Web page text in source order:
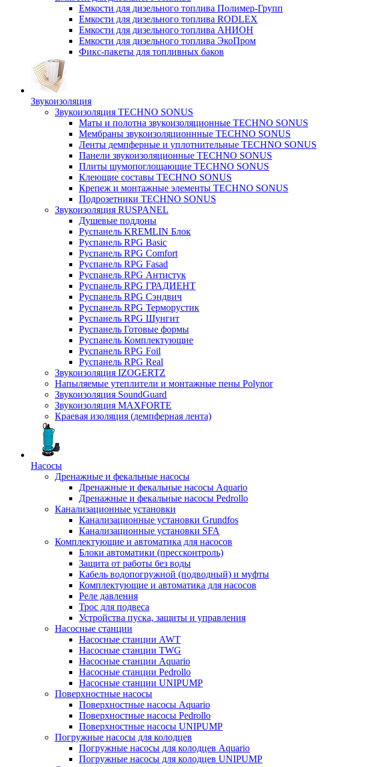
Емкости для дизельного топлива Полимер-Групп
Емкости для дизельного топлива RODLEX
Емкости для дизельного топлива АНИОН
Емкости для дизельного топлива ЭкоПром
Фикс-пакеты для топливных баков
Звукоизоляция
Звукоизоляция TECHNO SONUS
Маты и полотна звукоизоляционные TECHNO SONUS
Мембраны звукоизоляционнные TECHNO SONUS
Ленты демпферные и уплотнительные TECHNO SONUS
Панели звукоизоляционные TECHNO SONUS
Плиты шумопоглощающие TECHNO SONUS
Клеющие составы TECHNO SONUS
Крепеж и монтажные элементы TECHNO SONUS
Подрозетники TECHNO SONUS
Звукоизоляция RUSPANEL
Душевые поддоны
Руспанель KREMLIN Блок
Руспанель RPG Basic
Руспанель RPG Comfort
Руспанель RPG Fasad
Руспанель RPG Антистук
Руспанель RPG ГРАДИЕНТ
Руспанель RPG Сэндвич
Руспанель RPG Терморустик
Руспанель RPG Шунгит
Руспанель Готовые формы
Руспанель Комплектующие
Руспанель RPG Foil
Руспанель RPG Real
Звукоизоляция IZOGERTZ
Напыляемые утеплители и монтажные пены Polynor
Звукоизоляция SoundGuard
Звукоизоляция MAXFORTE
Краевая изоляция (демпферная лента)
Насосы
Дренажные и фекальные насосы
Дренажные и фекальные насосы Aquario
Дренажные и фекальные насосы Pedrollo
Канализационные установки
Канализационные установки Grundfos
Канализационные установки SFA
Комплектующие и автоматика для насосов
Блоки автоматики (прессконтроль)
Защита от работы без воды
Кабель водопогружной (подводный) и муфты
Комплектующие и автоматика для насосов
Реле давления
Трос для подвеса
Устройства пуска, защиты и управления
Насосные станции
Насосные станции AWT
Насосные станции TWG
Насосные станции Aquario
Насосные станции Pedrollo
Насосные станции UNIPUMP
Поверхностные насосы
Поверхностные насосы Aquario
Поверхностные насосы Pedrollo
Поверхностные насосы UNIPUMP
Погружные насосы для колодцев
Погружные насосы для колодцев Aquario
Погружные насосы для колодцев UNIPUMP